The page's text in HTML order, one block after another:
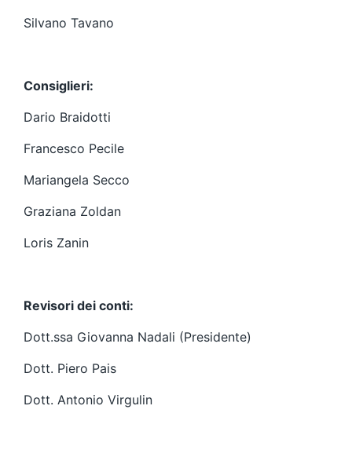
Silvano Tavano
Consiglieri:
Dario Braidotti
Francesco Pecile
Mariangela Secco
Graziana Zoldan
Loris Zanin
Revisori dei conti:
Dott.ssa Giovanna Nadali (Presidente)
Dott. Piero Pais
Dott. Antonio Virgulin